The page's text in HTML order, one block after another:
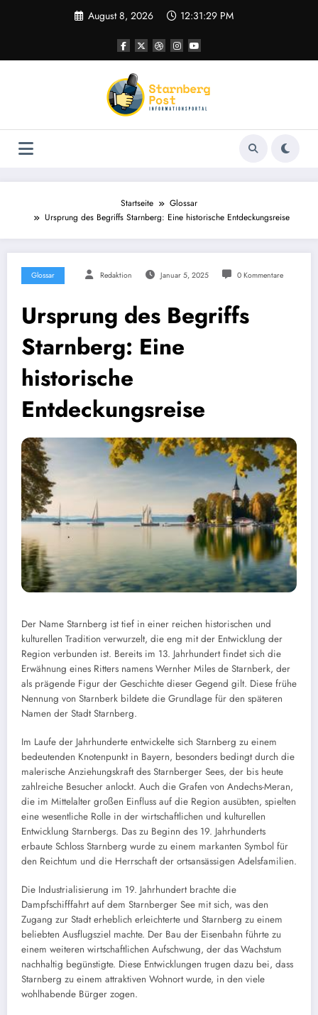
August 8, 2026 12:31:29 PM
Startseite
Glossar
Ursprung des Begriffs Starnberg: Eine historische Entdeckungsreise
Glossar Redaktion Januar 5, 2025 0 Kommentare
Ursprung des Begriffs
Starnberg: Eine
historische
Entdeckungsreise
Der Name Starnberg ist tief in einer reichen historischen und
kulturellen Tradition verwurzelt, die eng mit der Entwicklung der
Region verbunden ist. Bereits im 13. Jahrhundert findet sich die
Erwähnung eines Ritters namens Wernher Miles de Starnberk, der
als prägende Figur der Geschichte dieser Gegend gilt. Diese frühe
Nennung von Starnberk bildete die Grundlage für den späteren
Namen der Stadt Starnberg.
Im Laufe der Jahrhunderte entwickelte sich Starnberg zu einem
bedeutenden Knotenpunkt in Bayern, besonders bedingt durch die
malerische Anziehungskraft des Starnberger Sees, der bis heute
zahlreiche Besucher anlockt. Auch die Grafen von Andechs-Meran,
die im Mittelalter großen Einfluss auf die Region ausübten, spielten
eine wesentliche Rolle in der wirtschaftlichen und kulturellen
Entwicklung Starnbergs. Das zu Beginn des 19. Jahrhunderts
erbaute Schloss Starnberg wurde zu einem markanten Symbol für
den Reichtum und die Herrschaft der ortsansässigen Adelsfamilien.
Die Industrialisierung im 19. Jahrhundert brachte die
Dampfschifffahrt auf dem Starnberger See mit sich, was den
Zugang zur Stadt erheblich erleichterte und Starnberg zu einem
beliebten Ausflugsziel machte. Der Bau der Eisenbahn führte zu
einem weiteren wirtschaftlichen Aufschwung, der das Wachstum
nachhaltig begünstigte. Diese Entwicklungen trugen dazu bei, dass
Starnberg zu einem attraktiven Wohnort wurde, in den viele
wohlhabende Bürger zogen.